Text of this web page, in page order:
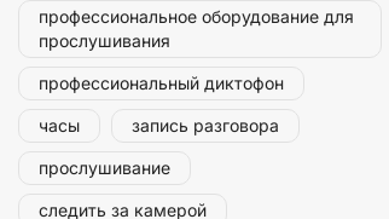
профессиональное оборудование для
прослушивания
профессиональный диктофон
часы запись разговора
прослушивание
следить за камерой